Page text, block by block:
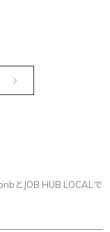
とJOB HUB LOCALで